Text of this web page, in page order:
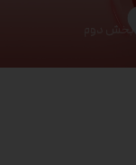
بخش دوم